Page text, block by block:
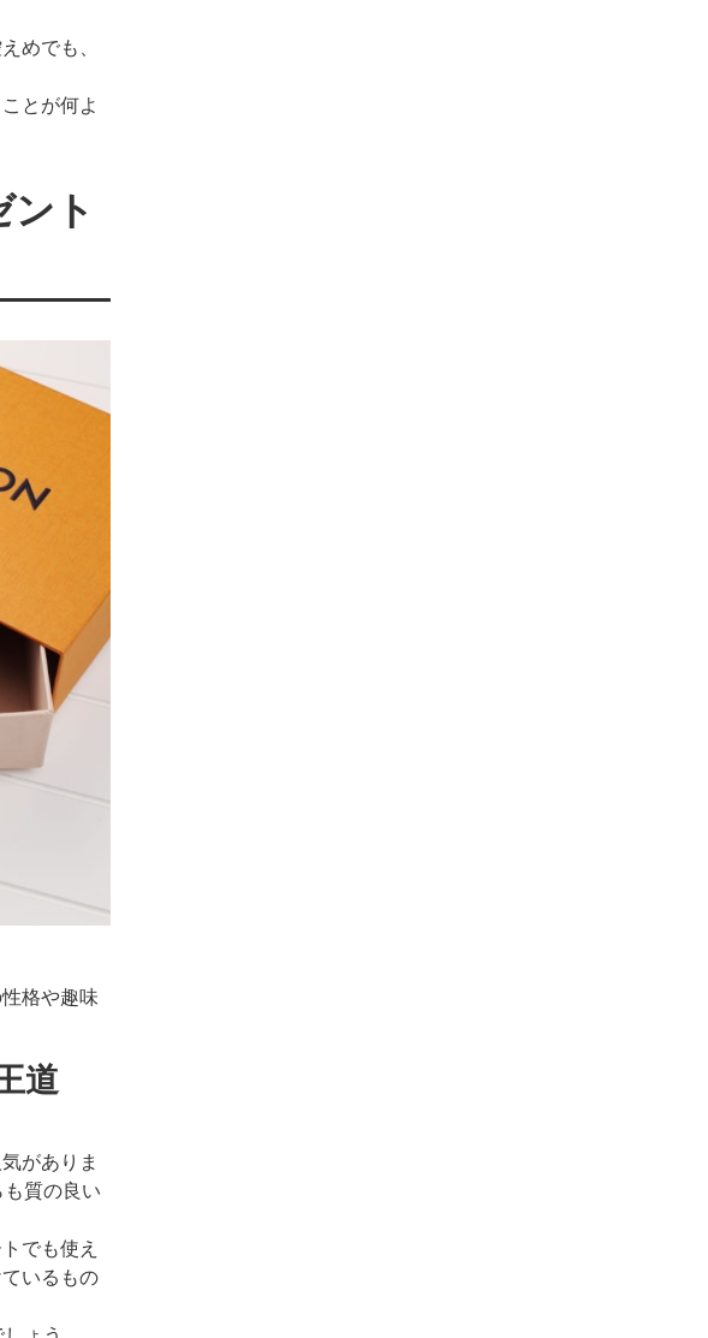
めでも、
とが何よ
ト
格や趣味
道
がありま
質の良い
でも使え
いるもの